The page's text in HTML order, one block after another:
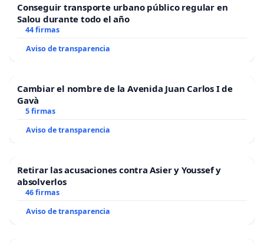
Conseguir transporte urbano público regular en
Salou durante todo el año
44 firmas
Aviso de transparencia
Cambiar el nombre de la Avenida Juan Carlos I de
Gavà
5 firmas
Aviso de transparencia
Retirar las acusaciones contra Asier y Youssef y
absolverlos
46 firmas
Aviso de transparencia